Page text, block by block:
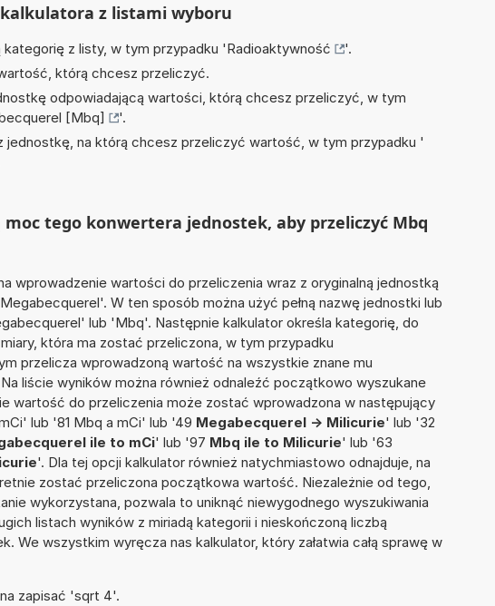
z listami wyboru
kategorię z listy, w tym przypadku 'Radioaktywność
'.
którą chcesz przeliczyć.
odpowiadającą wartości, którą chcesz przeliczyć, w tym
[Mbq]
'.
jednostkę, na którą chcesz przeliczyć wartość, w tym przypadku '
moc tego konwertera jednostek, aby przeliczyć Mbq
wprowadzenie wartości do przeliczenia wraz z oryginalną jednostką
W ten sposób można użyć pełną nazwę jednostki lub
lub 'Mbq'. Następnie kalkulator określa kategorię, do
która ma zostać przeliczona, w tym przypadku
przelicza wprowadzoną wartość na wszystkie znane mu
liście wyników można również odnaleźć początkowo wyszukane
wartość do przeliczenia może zostać wprowadzona w następujący
lub '81 Mbq a mCi' lub '49 Megabecquerel -> Milicurie' lub '32
ile to mCi' lub '97 Mbq ile to Milicurie' lub '63
'. Dla tej opcji kalkulator również natychmiastowo odnajduje, na
zostać przeliczona początkowa wartość. Niezależnie od tego,
wykorzystana, pozwala to uniknąć niewygodnego wyszukiwania
listach wyników z miriadą kategorii i nieskończoną liczbą
We wszystkim wyręcza nas kalkulator, który załatwia całą sprawę w
zapisać 'sqrt 4'.